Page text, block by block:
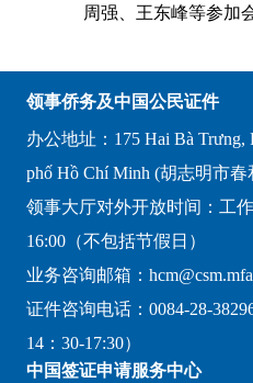
周强、王东峰等参加
领事侨务及中国公民证件
办公地址：175 Hai Bà Trưng,
phố Hồ Chí Minh (胡志明市春
领事大厅对外开放时间：工作
16:00（不包括节假日）
业务咨询邮箱：
证件咨询电话：0084-28-
14：30-17:30）
中国签证申请服务中心